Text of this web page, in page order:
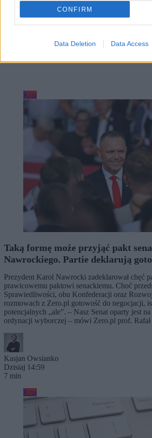
CONFIRM
Data Deletion Data Access
Kraj
Taką formę może przyjąć pakt
Nawrockiego. Partie deklarują
Prezydent Karol Nawrocki zadeklarował chęć
prawicowemu paktowi senackiemu. Choć
Sprawiedliwości, obu Konfederacji oraz
rozmowach z Zero.pl gotowość do negocjacji,
potencjalnych „ale”. – Nasz Senat oparty jest
ordynacji wyborczej – mówi Zero.pl prof.
Kasjan Owsianko
Dzisiaj 14:59
7 min
Kraj